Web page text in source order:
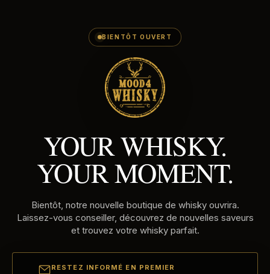
BIENTÔT OUVERT
YOUR WHISKY.
YOUR MOMENT.
Bientôt, notre nouvelle boutique de whisky ouvrira.
Laissez-vous conseiller, découvrez de nouvelles saveurs
et trouvez votre whisky parfait.
RESTEZ INFORMÉ EN PREMIER